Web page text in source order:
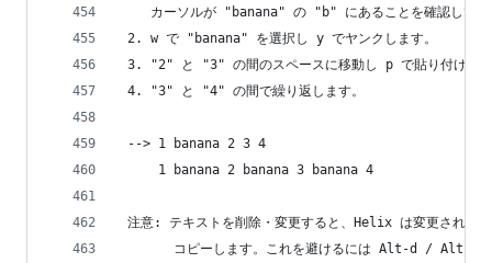
カーソルが "banana" の "b" にあることを確認してく
2. w で "banana" を選択し y でヤンクします。
3. "2" と "3" の間のスペースに移動し p で貼り付けま
4. "3" と "4" の間で繰り返します。
--> 1 banana 2 3 4
     1 banana 2 banana 3 banana 4
注意: テキストを削除・変更すると、Helix は変更された
コピーします。これを避けるには Alt-d / Alt-c